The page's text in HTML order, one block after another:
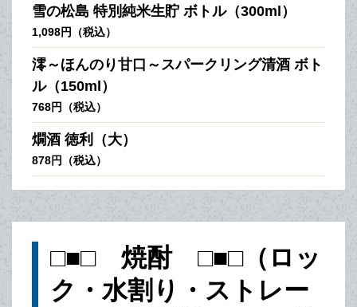
雪の松島 特別純米生貯 ボトル（300ml）
1,098円（税込）
澪～ほんのり甘口～スパークリング清酒 ボト
ル（150ml）
768円（税込）
燗酒 徳利（大）
878円（税込）
□■□ 焼酎 □■□（ロッ
ク・水割り・ストレー